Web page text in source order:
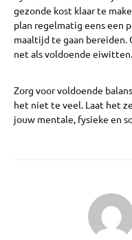
gezonde kost klaar te
plan regelmatig eens een
maaltijd te gaan
net als voldoende eiwitten.
Zorg voor voldoende
het niet te veel. Laat het
jouw mentale, fysieke en